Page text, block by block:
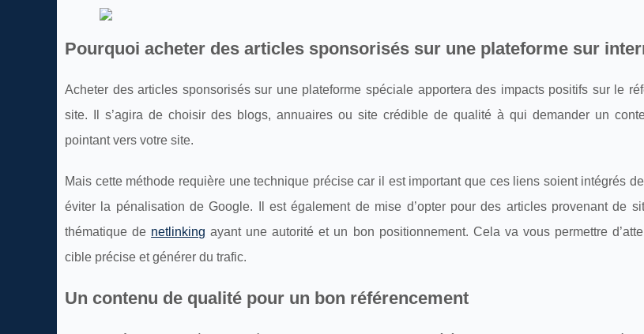
Pourquoi acheter des articles sponsorisés sur une plateforme sur
Acheter des articles sponsorisés sur une plateforme spéciale apportera des impacts positifs sur le
site. Il s’agira de choisir des blogs, annuaires ou site crédible de qualité à qui demander un
pointant vers votre site.
Mais cette méthode requière une technique précise car il est important que ces liens soient intégrés
éviter la pénalisation de Google. Il est également de mise d’opter pour des articles provenant de
thématique de netlinking ayant une autorité et un bon positionnement. Cela va vous permettre
cible précise et générer du trafic.
Un contenu de qualité pour un bon référencement